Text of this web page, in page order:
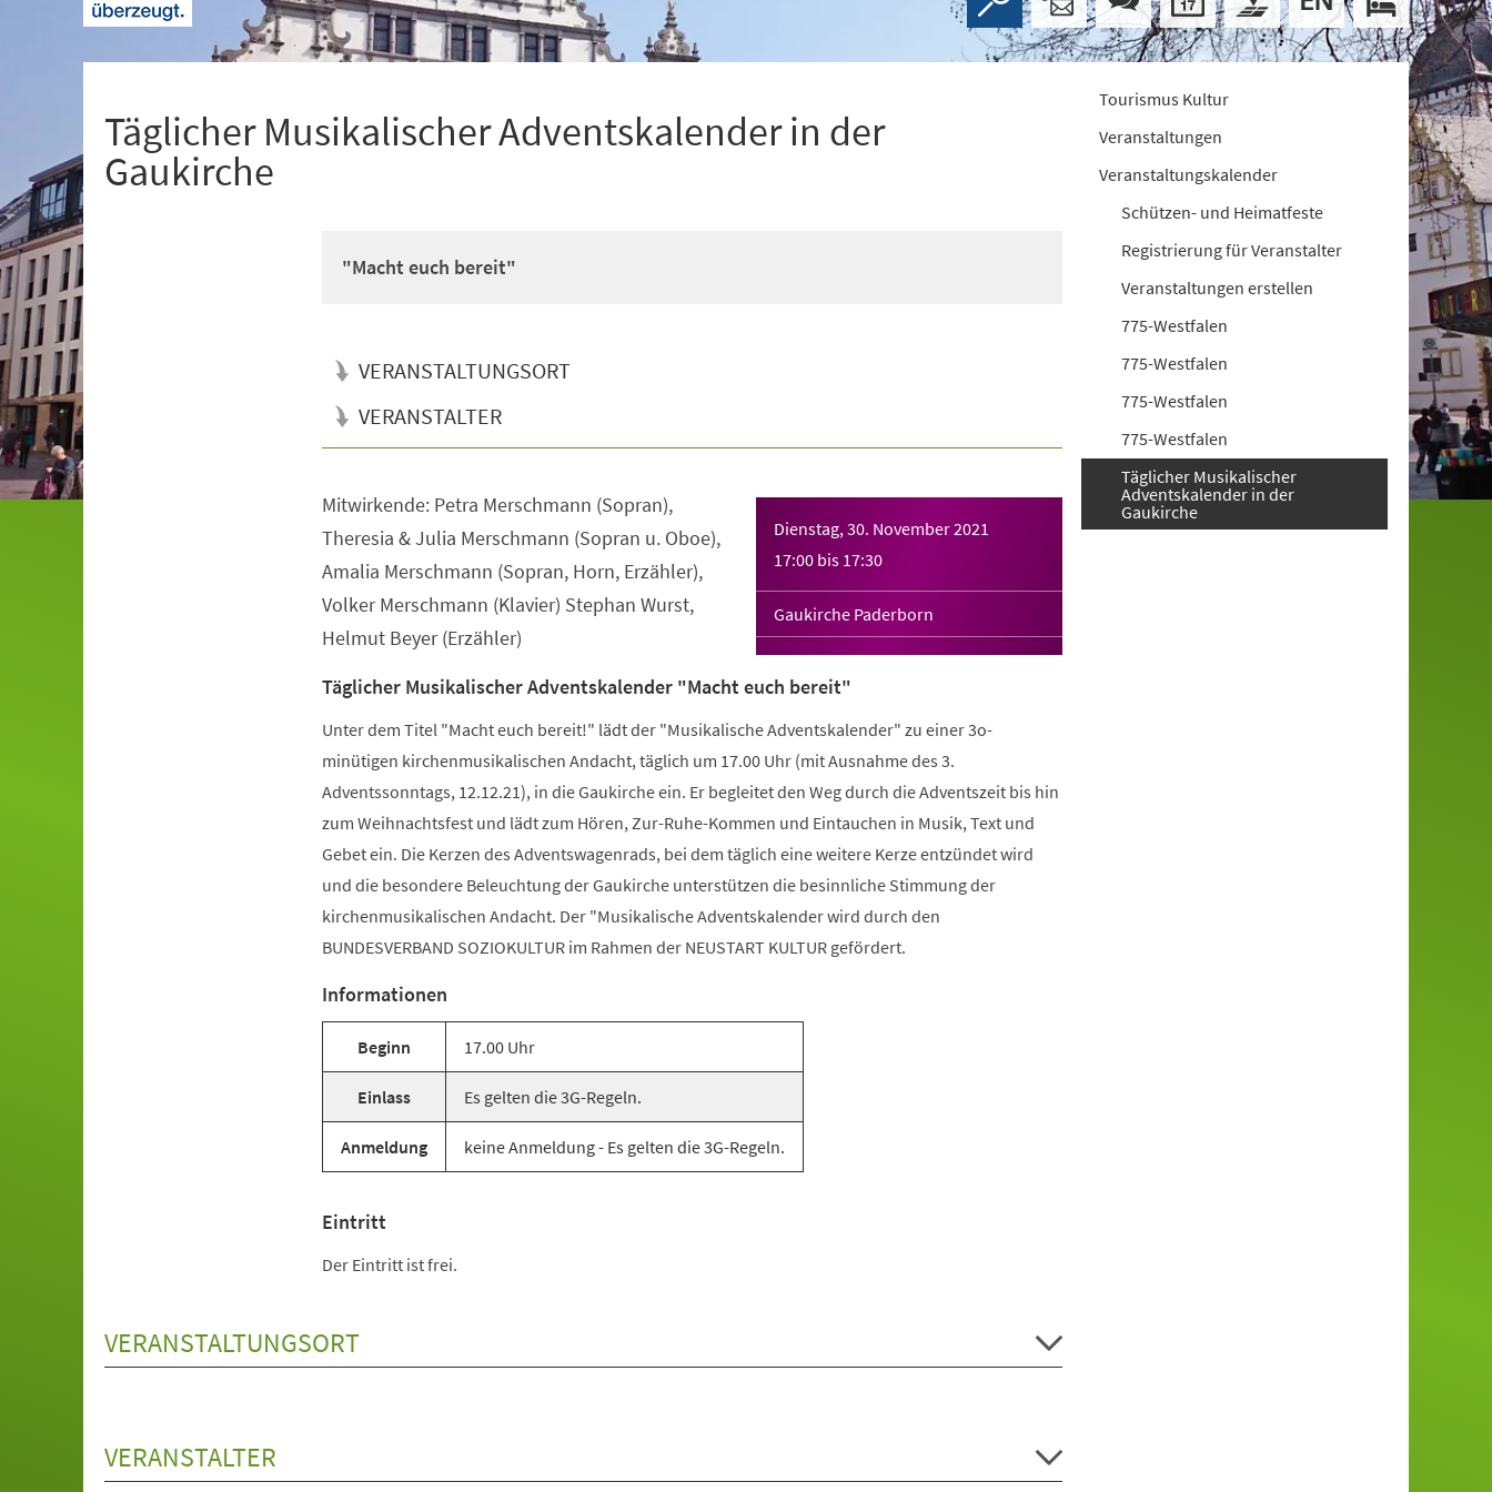
Täglicher Musikalischer Adventskalender in der
Gaukirche
"Macht euch bereit"
VERANSTALTUNGSORT
VERANSTALTER
Dienstag, 30. November 2021
17:00 bis 17:30
Gaukirche Paderborn
Mitwirkende: Petra Merschmann (Sopran),
Theresia & Julia Merschmann (Sopran u. Oboe),
Amalia Merschmann (Sopran, Horn, Erzähler),
Volker Merschmann (Klavier) Stephan Wurst,
Helmut Beyer (Erzähler)
Täglicher Musikalischer Adventskalender "Macht euch bereit"
Unter dem Titel "Macht euch bereit!" lädt der "Musikalische Adventskalender" zu einer 3o-
minütigen kirchenmusikalischen Andacht, täglich um 17.00 Uhr (mit Ausnahme des 3.
Adventssonntags, 12.12.21), in die Gaukirche ein. Er begleitet den Weg durch die Adventszeit bis hin
zum Weihnachtsfest und lädt zum Hören, Zur-Ruhe-Kommen und Eintauchen in Musik, Text und
Gebet ein. Die Kerzen des Adventswagenrads, bei dem täglich eine weitere Kerze entzündet wird
und die besondere Beleuchtung der Gaukirche unterstützen die besinnliche Stimmung der
kirchenmusikalischen Andacht. Der "Musikalische Adventskalender wird durch den
BUNDESVERBAND SOZIOKULTUR im Rahmen der NEUSTART KULTUR gefördert.
Informationen
Beginn 17.00 Uhr
Einlass Es gelten die 3G-Regeln.
Anmeldung keine Anmeldung - Es gelten die 3G-Regeln.
Eintritt
Der Eintritt ist frei.
VERANSTALTUNGSORT
VERANSTALTER
Tourismus Kultur
Veranstaltungen
Veranstaltungskalender
Schützen- und Heimatfeste
Registrierung für Veranstalter
Veranstaltungen erstellen
775-Westfalen
775-Westfalen
775-Westfalen
775-Westfalen
Täglicher Musikalischer
Adventskalender in der
Gaukirche